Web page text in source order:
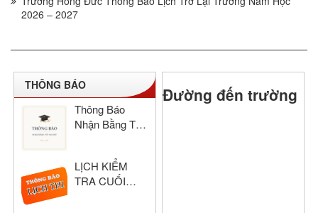
2026 – 2027
THÔNG BÁO
Thông Báo
Nhận Bằng Tốt
Đức Năm Học
2024–2025
LỊCH KIỂM
TRA CUỐI
Đường đến trường